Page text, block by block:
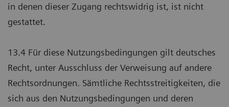
in denen dieser Zugang rechtswidrig ist, ist nicht
gestattet.
13.4 Für diese Nutzungsbedingungen gilt deutsches
Recht, unter Ausschluss der Verweisung auf andere
Rechtsordnungen. Sämtliche Rechtsstreitigkeiten, die
sich aus den Nutzungsbedingungen und deren